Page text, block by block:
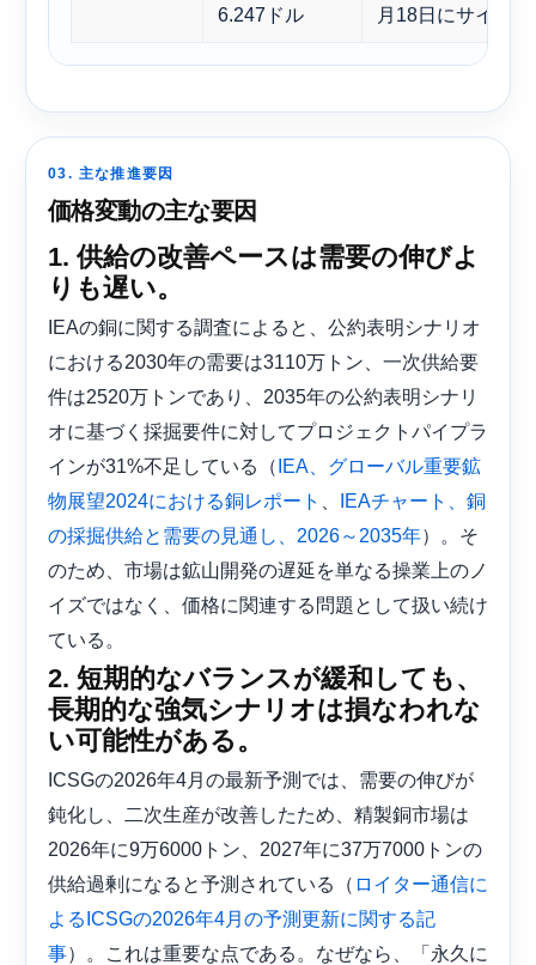
6.247ドル
月18日にサイク
03. 主な推進要因
価格変動の主な要因
1. 供給の改善ペースは需要の伸びよ
りも遅い。
IEAの銅に関する調査によると、公約表明シナリオ
における2030年の需要は3110万トン、一次供給要
件は2520万トンであり、2035年の公約表明シナリ
オに基づく採掘要件に対してプロジェクトパイプラ
インが31%不足している（ IEA、グローバル重要鉱
物展望2024における銅レポート
IEAチャート、銅
の採掘供給と需要の見通し、2026～2035年）。そ
のため、市場は鉱山開発の遅延を単なる操業上のノ
イズではなく、価格に関連する問題として扱い続け
ている。
2. 短期的なバランスが緩和しても、
長期的な強気シナリオは損なわれな
い可能性がある。
ICSGの2026年4月の最新予測では、需要の伸びが
鈍化し、二次生産が改善したため、精製銅市場は
2026年に9万6000トン、2027年に37万7000トンの
供給過剰になると予測されている（ ロイター通信に
よるICSGの2026年4月の予測更新に関する記
事）。これは重要な点である。なぜなら、「永久に